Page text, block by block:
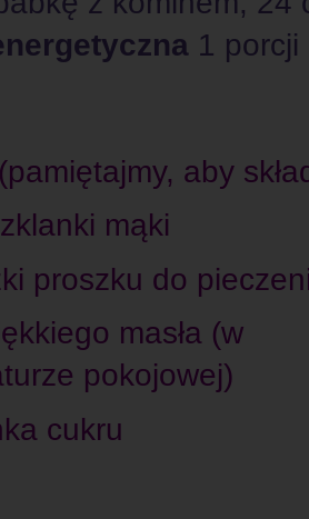
1
(pamiętajmy, aby
mąki
proszku do
masła (w
pokojowej)
cukru